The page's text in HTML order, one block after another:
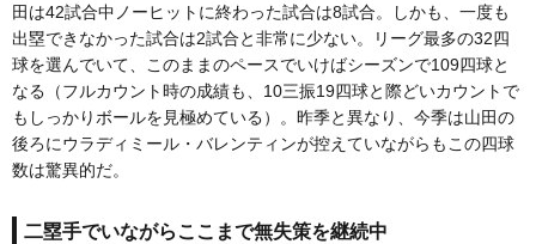
田は42試合中ノーヒットに終わった試合は8試合。しかも、一度も
出塁できなかった試合は2試合と非常に少ない。リーグ最多の32四
球を選んでいて、このままのペースでいけばシーズンで109四球と
なる（フルカウント時の成績も、10三振19四球と際どいカウントで
もしっかりボールを見極めている）。昨季と異なり、今季は山田の
後ろにウラディミール・バレンティンが控えていながらもこの四球
数は驚異的だ。
二塁手でいながらここまで無失策を継続中